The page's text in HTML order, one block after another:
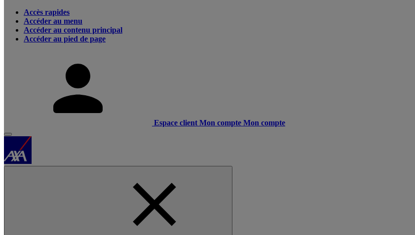
Accès rapides
Accéder au menu
Accéder au contenu principal
Accéder au pied de page
Espace client Mon compte Mon compte